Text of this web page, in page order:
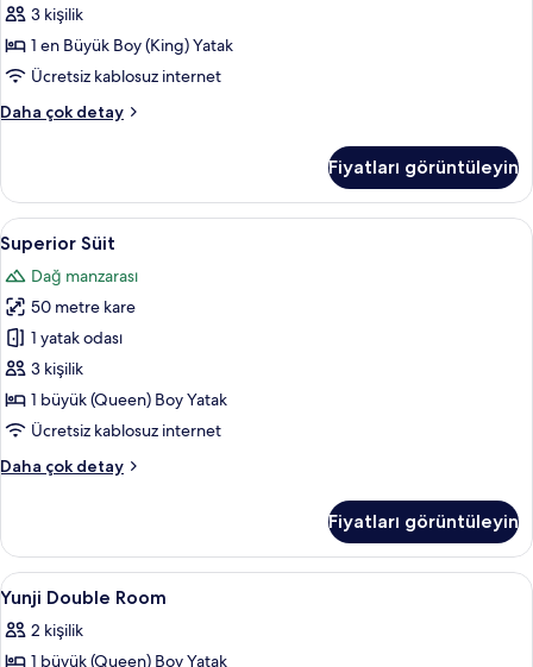
3 kişilik
1 en Büyük Boy (King) Yatak
Ücretsiz kablosuz internet
Daha çok detay
Süit
detay
Fiyatları görüntüleyin
Superior
Süit
için
tüm
fotoğrafları
görün
12
Superior Süit
Dağ manzarası
50 metre kare
1 yatak odası
3 kişilik
1 büyük (Queen) Boy Yatak
Ücretsiz kablosuz internet
Daha çok detay
Superior
fazla
detay
Fiyatları görüntüleyin
Yunji
Double
Room
Kaliteli yatak takımı, ücretsiz minibar,
8
Yunji Double Room
2 kişilik
1 büyük (Queen) Boy Yatak